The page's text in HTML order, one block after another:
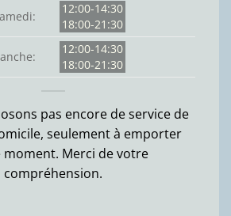
12:00-14:30
18:00-21:30
12:00-14:30
18:00-21:30
pas encore de service de
seulement à emporter
moment. Merci de votre
compréhension.